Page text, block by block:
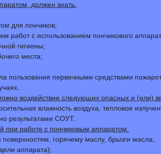
должен знать:
для пончиков;
работ с использованием пончикового
гигиены;
места;
пользования первичными средствами
воздействие следующих опасных и (или)
влажность воздуха, тепловое
результатами СОУТ.
при работе с пончиковым аппаратом:
горячему маслу, брызги масла;
аппарата);